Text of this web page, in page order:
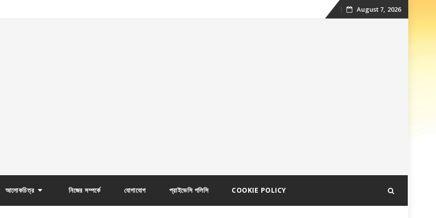
Skip
August 7, 2026
আলোকচিত্র নিজের সম্পর্কে যোগাযোগ প্রাইভেসি পলিসি COOKIE POLICY